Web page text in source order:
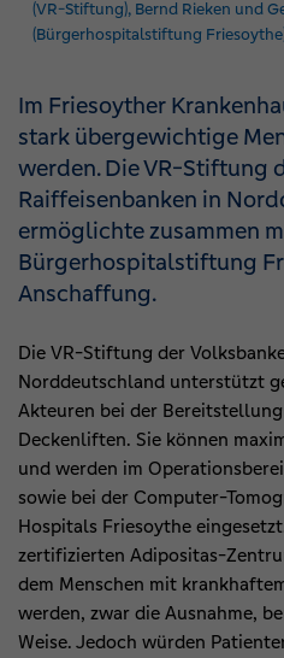
(VR-Stiftung), Bernd Rieken und
(Bürgerhospitalstiftung
Im Friesoyther
stark übergewichtige
werden. Die VR-Stiftung
Raiffeisenbanken in
ermöglichte zusammen
Bürgerhospitalstiftung
Anschaffung.
Die VR-Stiftung der
Norddeutschland unterstützt
Akteuren bei der
Deckenliften. Sie können
und werden im
sowie bei der Computer-
Hospitals Friesoythe
zertifizierten Adipositas-
dem Menschen mit
werden, zwar die Ausnahme,
Weise. Jedoch würden